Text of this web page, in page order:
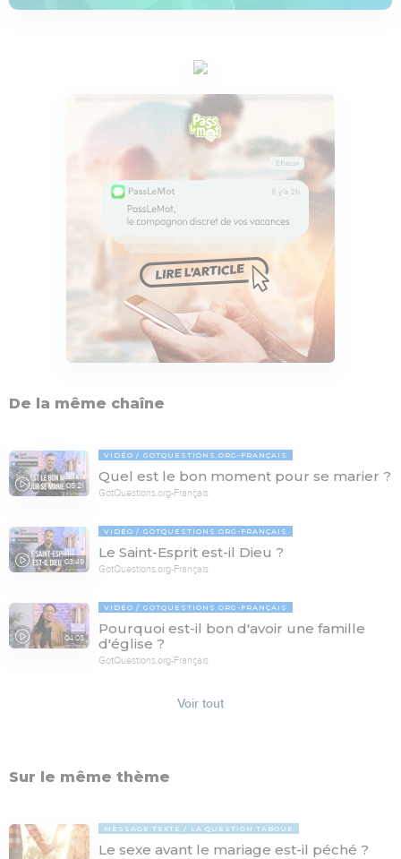
De la même chaîne
05:21
VIDÉO GOTQUESTIONS.ORG-FRANÇAIS
Quel est le bon moment pour se marier ?
GotQuestions.org-Français
03:49
VIDÉO GOTQUESTIONS.ORG-FRANÇAIS
Le Saint-Esprit est-il Dieu ?
GotQuestions.org-Français
04:08
VIDÉO GOTQUESTIONS.ORG-FRANÇAIS
Pourquoi est-il bon d'avoir une famille
d'église ?
GotQuestions.org-Français
Voir tout
Sur le même thème
MESSAGE TEXTE LA QUESTION TABOUE
Le sexe avant le mariage est-il péché ?